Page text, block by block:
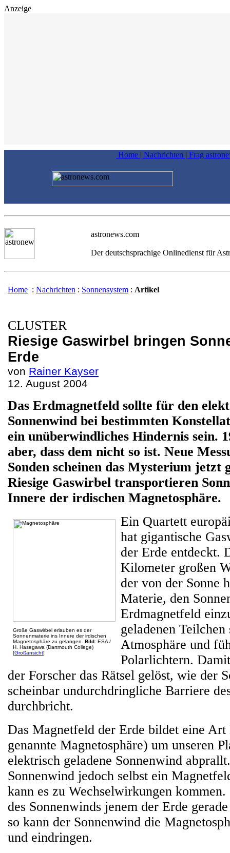
Anzeige
Home | Nachrichten | Frag
astronews.com
Der deutschsprachige Onlinedienst für
Home : Nachrichten : Sonnensystem : Artikel
CLUSTER
Riesige Gaswirbel bringen
Erde
von Rainer Kayser
12. August 2004
Das Erdmagnetfeld sollte für den
Sonnenwind bei bestimmten
ein unüberwindliches Hindernis sein.
aber, dass dem nicht so ist. Neue
Sonden scheinen das Mysterium jetzt
Riesige Gaswirbel transportieren
Innere der irdischen Magnetosphäre.
Große Gaswirbel erlauben es der
Sonnenmaterie ins Innere der irdischen
Magnetosphäre zu gelangen. Bild: ESA /
H. Hasegawa (Dartmouth College)
[Großansicht]
Ein Quartett
hat gigantische
der Erde entdeckt.
Kilometer großen
der von der Sonne
Materie, den
Erdmagnetfeld
geladenen
Atmosphäre und
Polarlichtern.
der Forscher das Rätsel gelöst, wie der
scheinbar undurchdringliche Barriere
durchbricht.
Das Magnetfeld der Erde bildet eine Art
genannte Magnetosphäre) um unseren
elektrisch geladene Sonnenwind
Sonnenwind jedoch selbst ein
kann es zu Wechselwirkungen
des Sonnenwinds jenem der Erde
so kann der Sonnenwind die
und eindringen.